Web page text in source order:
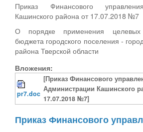
Приказ Финансового
Кашинского района от 17.07.2018 №7
О порядке применения целевых
бюджета городского поселения -
района Тверской области
Вложения:
pr7.doc
[Приказ Финансового
Администрации Кашинского
17.07.2018 №7]
Приказ Финансового